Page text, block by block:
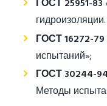
ГОСТ 25951-83
ГОСТ 16272-79
испытаний»;
ГОСТ 30244-94
Методы